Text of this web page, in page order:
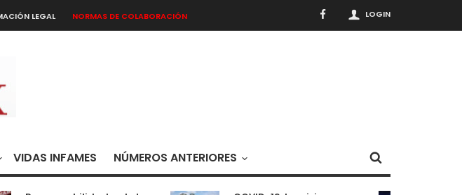
LOGIN
LEGAL NORMAS DE COLABORACIÓN
VIDAS INFAMES NÚMEROS ANTERIORES